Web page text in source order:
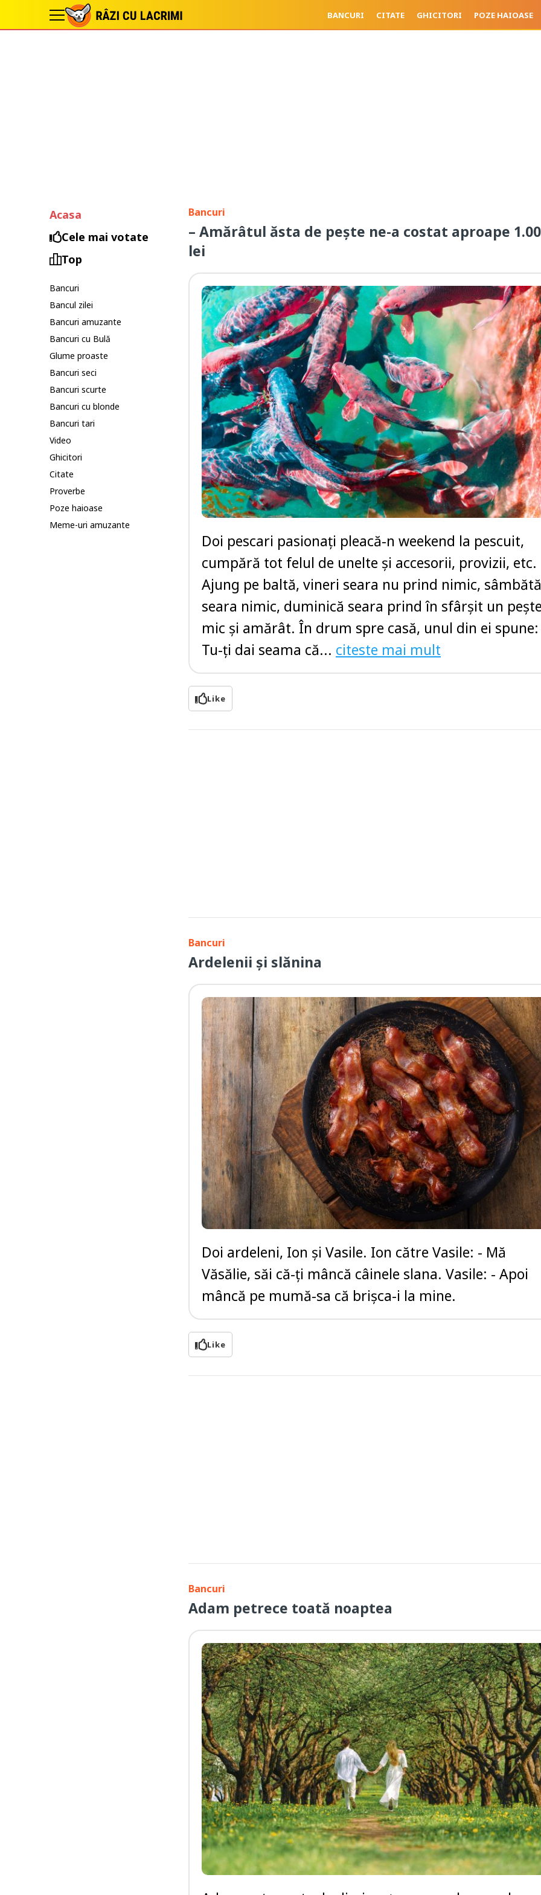
BANCURI CITATE GHICITORI POZE HAIOASE
Acasa
Cele mai votate
Top
Bancuri
Bancul zilei
Bancuri amuzante
Bancuri cu Bulă
Glume proaste
Bancuri seci
Bancuri scurte
Bancuri cu blonde
Bancuri tari
Video
Ghicitori
Citate
Proverbe
Poze haioase
Meme-uri amuzante
Bancuri
– Amărâtul ăsta de peşte ne-a costat aproape
lei
Doi pescari pasionaţi pleacă-n weekend la pescuit,
cumpără tot felul de unelte şi accesorii, provizii, etc.
Ajung pe baltă, vineri seara nu prind nimic, sâmbătă
seara nimic, duminică seara prind în sfârşit un peşte
mic şi amărât. În drum spre casă, unul din ei spune:
Tu-ţi dai seama că... citeste mai mult
Like
Bancuri
Ardelenii și slănina
Doi ardeleni, Ion şi Vasile. Ion către Vasile: - Mă
Văsălie, săi că-ţi mâncă câinele slana. Vasile: - Apoi
mâncă pe mumă-sa că brişca-i la mine.
Like
Bancuri
Adam petrece toată noaptea